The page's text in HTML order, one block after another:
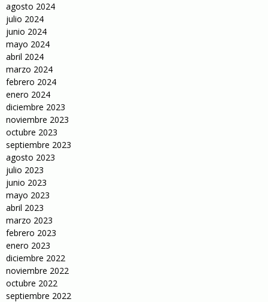
agosto 2024
julio 2024
junio 2024
mayo 2024
abril 2024
marzo 2024
febrero 2024
enero 2024
diciembre 2023
noviembre 2023
octubre 2023
septiembre 2023
agosto 2023
julio 2023
junio 2023
mayo 2023
abril 2023
marzo 2023
febrero 2023
enero 2023
diciembre 2022
noviembre 2022
octubre 2022
septiembre 2022